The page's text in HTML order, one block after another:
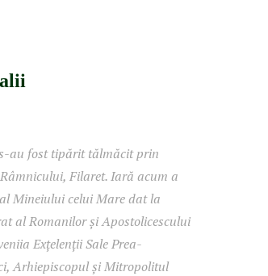
au fost tipărit tălmăcit prin
Filaret. Iară acum a
Mineiului celui Mare dat la
al Romanilor și Apostolicescului
Exțelenții Sale Prea-
Arhiepiscopul și Mitropolitul